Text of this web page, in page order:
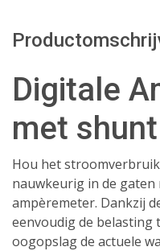
Digitale
met shunt
Hou het
nauwkeurig in de gaten
ampèremeter. Dankzij
eenvoudig de belasting
oogopslag de actuele